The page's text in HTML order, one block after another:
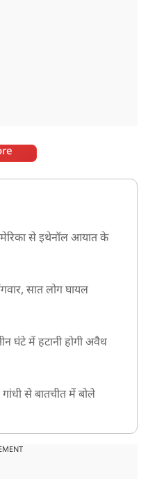
से इथेनॉल आयात के
सात लोग घायल
घंटे में हटानी होगी अवैध
गांधी से बातचीत में बोले
रांची पहुंच रहा CJP का